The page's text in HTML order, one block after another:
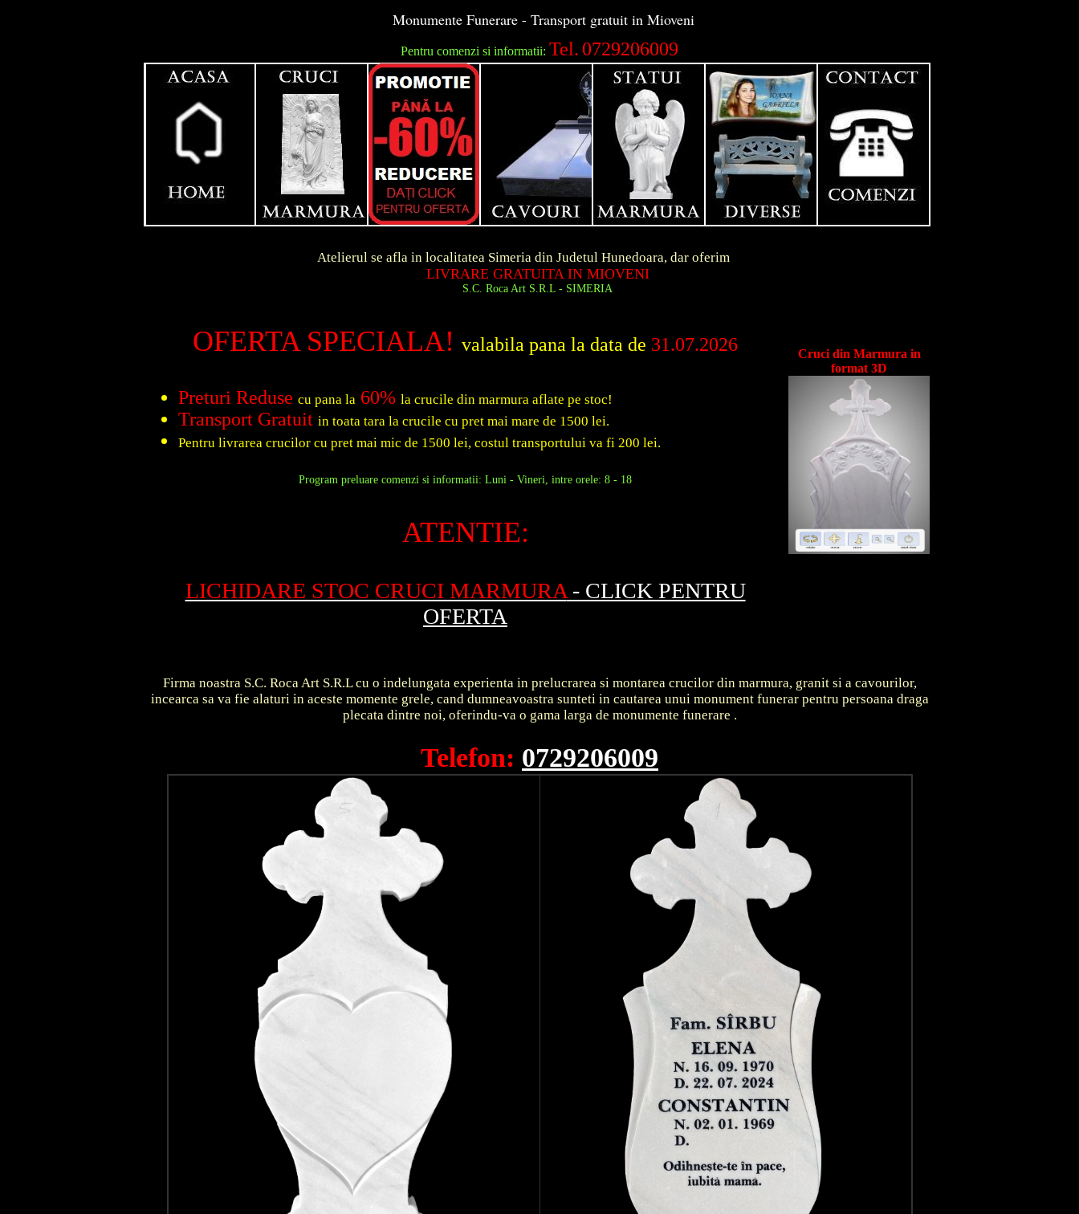
Monumente Funerare - Transport gratuit in Mioveni
Pentru comenzi si informatii: Tel. 0729206009
Dunga
Atelierul se afla in localitatea Simeria din Judetul Hunedoara, dar oferim
LIVRARE GRATUITA IN MIOVENI
S.C. Roca Art S.R.L - SIMERIA
OFERTA SPECIALA! valabila pana la data de 31.07.2026
Preturi Reduse cu pana la 60% la crucile din marmura aflate pe stoc!
Transport Gratuit in toata tara la crucile cu pret mai mare de 1500 lei.
Pentru livrarea crucilor cu pret mai mic de 1500 lei, costul transportului va fi 200 lei.
Program preluare comenzi si informatii: Luni - Vineri, intre orele: 8 - 18
ATENTIE:
LICHIDARE STOC CRUCI MARMURA- CLICK PENTRU
OFERTA
Cruci din Marmura in
format 3D
Firma noastra S.C. Roca Art S.R.L cu o indelungata experienta in prelucrarea si montarea crucilor din marmura, granit si a cavourilor,
incearca sa va fie alaturi in aceste momente grele, cand dumneavoastra sunteti in cautarea unui monument funerar pentru persoana draga
plecata dintre noi, oferindu-va o gama larga de monumente funerare .
Telefon: 0729206009